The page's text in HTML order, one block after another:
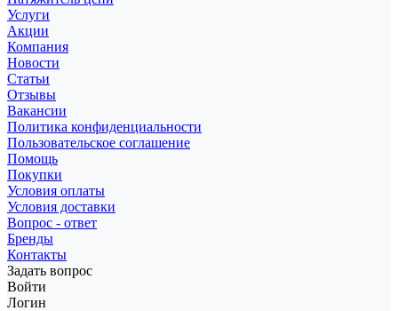
Услуги
Акции
Компания
Новости
Статьи
Отзывы
Вакансии
Политика конфиденциальности
Пользовательское соглашение
Помощь
Покупки
Условия оплаты
Условия доставки
Вопрос - ответ
Бренды
Контакты
Задать вопрос
Войти
Логин